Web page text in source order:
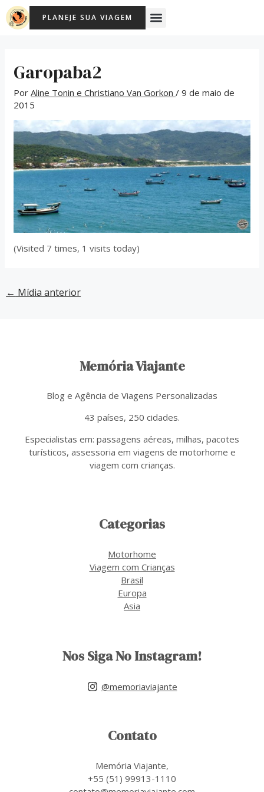
para
PLANEJE SUA VIAGEM Menu
Garopaba2
PorAline Tonin e Christiano Van Gorkon/9 de maio de
2015
(Visited 7 times, 1 visits today)
Post
navigation
← Mídia anterior
Memória Viajante
Blog e Agência de Viagens Personalizadas
43 países, 250 cidades.
Especialistas em: passagens aéreas, milhas, pacotes
turísticos, assessoria em viagens de motorhome e
viagem com crianças.
Categorias
Motorhome
Viagem com Crianças
Brasil
Europa
Asia
Nos Siga No Instagram!
@memoriaviajante
Contato
Memória Viajante,
+55 (51) 99913-1110